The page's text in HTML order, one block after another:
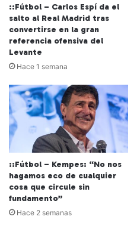
::Fútbol – Carlos Espí da el
salto al Real Madrid tras
convertirse en la gran
referencia ofensiva del
Levante
Hace 1 semana
::Fútbol – Kempes: “No nos
hagamos eco de cualquier
cosa que circule sin
fundamento”
Hace 2 semanas